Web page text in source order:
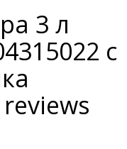
3 л
с
reviews